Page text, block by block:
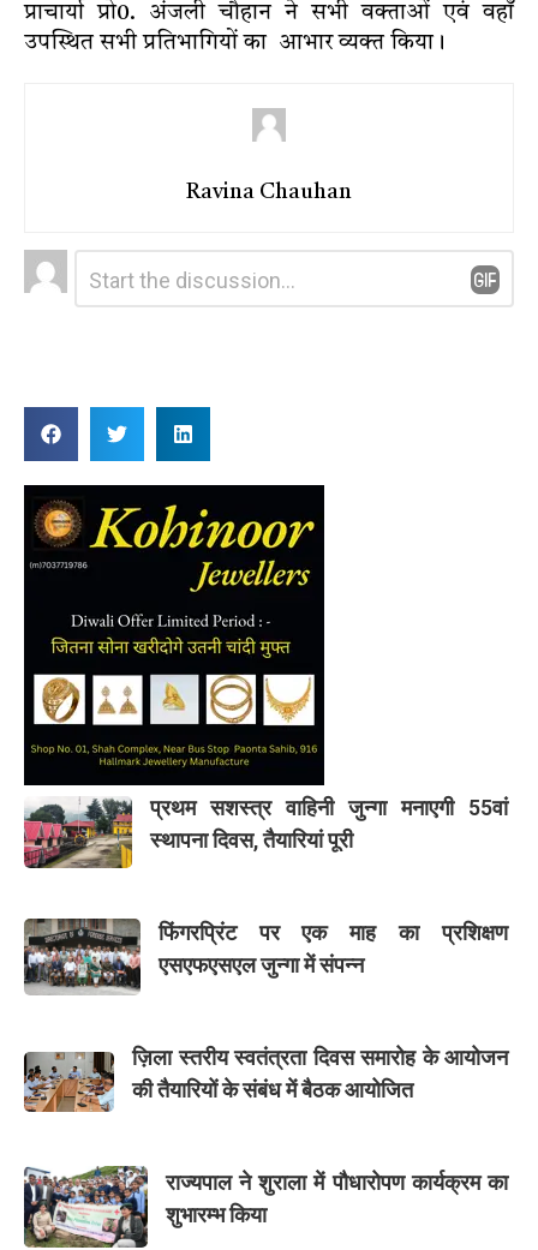
प्राचार्या प्रो0. अंजली चौहान ने सभी वक्ताओं एवं वहाँ
उपस्थित सभी प्रतिभागियों का आभार व्यक्त किया।
Ravina Chauhan
Leave
a
Comment
प्रथम सशस्त्र वाहिनी जुन्गा मनाएगी 55वां
स्थापना दिवस, तैयारियां पूरी
फिंगरप्रिंट पर एक माह का प्रशिक्षण
एसएफएसएल जुन्गा में संपन्न
ज़िला स्तरीय स्वतंत्रता दिवस समारोह के आयोजन
की तैयारियों के संबंध में बैठक आयोजित
राज्यपाल ने शुराला में पौधारोपण कार्यक्रम का
शुभारम्भ किया